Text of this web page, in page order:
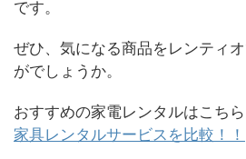
です。
ぜひ、気になる商品をレンティ
がでしょうか。
おすすめの家電レンタルはこち
家具レンタルサービスを比較！！